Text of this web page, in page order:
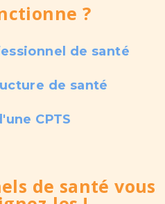
?
de santé
de santé
CPTS
de santé vous